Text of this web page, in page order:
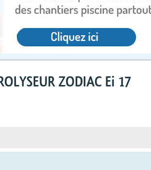
ZODIAC Ei 17